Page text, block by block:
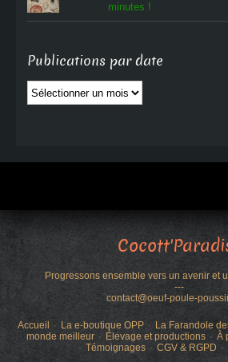
minutes !
Publications par date
Publications
par
Progressons ensemble vers un avenir et
---
contact@oeuf-poule-
Accueil La e-boutique OPP
La Farandole
monde meilleur
Élevage et productions À
Témoignages
CGV & RGPD